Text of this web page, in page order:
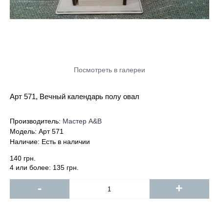
Посмотреть в галереи
Арт 571, Вечный календарь полу овал
Производитель: Мастер А&В
Модель: Арт 571
Наличие: Есть в наличии
140 грн.
4 или более: 135 грн.
- +